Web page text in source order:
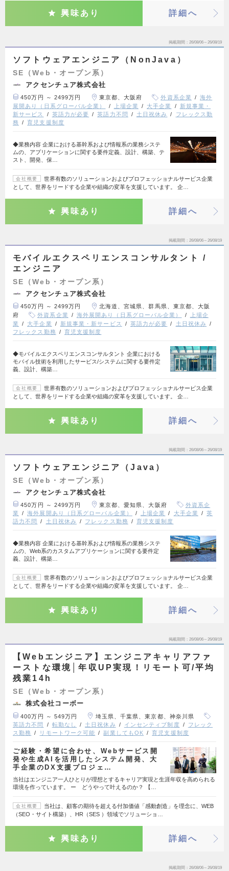
興味あり 詳細へ
掲載期間 26/08/06～26/08/19
ソフトウェアエンジニア（NonJava）
SE（Web・オープン系）
アクセンチュア株式会社
450万円 ～ 2499万円 東京都、大阪府 外資系企業
海外
展開あり（日系グローバル企業）
上場企業 大手企業
新規事業・
新サービス
英語力が必要 英語力不問 土日祝休み
フレックス勤
務
育児支援制度
◆業務内容 企業における基幹系および情報系の業務システ
ムの、アプリケーションに関する要件定義、設計、構築、テ
スト、開発、保…
会社概要
世界有数のソリューションおよびプロフェッショナルサービス企業
として、世界をリードする企業や組織の変革を支援しています。 企…
興味あり 詳細へ
掲載期間 26/08/06～26/08/19
モバイルエクスペリエンスコンサルタント /
エンジニア
SE（Web・オープン系）
アクセンチュア株式会社
450万円 ～ 2499万円
北海道、宮城県、群馬県、東京都、大阪
府
外資系企業 海外展開あり（日系グローバル企業）
上場企
業
大手企業 新規事業・新サービス 英語力が必要
土日祝休み
フレックス勤務
育児支援制度
◆モバイルエクスペリエンスコンサルタント 企業における
モバイル技術を利用したサービス/システムに関する要件定
義、設計、構築…
会社概要
世界有数のソリューションおよびプロフェッショナルサービス企業
として、世界をリードする企業や組織の変革を支援しています。 企…
興味あり 詳細へ
掲載期間 26/08/06～26/08/19
ソフトウェアエンジニア（Java）
SE（Web・オープン系）
アクセンチュア株式会社
450万円 ～ 2499万円 東京都、愛知県、大阪府
外資系企
業
海外展開あり（日系グローバル企業） 上場企業 大手企業
英
語力不問
土日祝休み フレックス勤務 育児支援制度
◆業務内容 企業における基幹系および情報系の業務システ
ムの、Web系のカスタムアプリケーションに関する要件定
義、設計、構築…
会社概要
世界有数のソリューションおよびプロフェッショナルサービス企業
として、世界をリードする企業や組織の変革を支援しています。 企…
興味あり 詳細へ
掲載期間 26/08/06～26/08/19
【Webエンジニア】エンジニアキャリアファ
ーストな環境│年収UP実現！リモート可/平均
残業14h
SE（Web・オープン系）
株式会社コーボー
400万円 ～ 549万円
埼玉県、千葉県、東京都、神奈川県
英語力不問
転勤なし 土日祝休み インセンティブ制度
フレック
ス勤務
リモートワーク可能 副業してもOK 育児支援制度
ご経験・希望に合わせ、Webサービス開
発や生成AIを活用したシステム開発、大
手企業のDX支援プロジェ…
当社はエンジニア一人ひとりが理想とするキャリア実現と生涯年収を高められる
環境を作っています。 ー どうやって叶えるのか？ 【…
会社概要
当社は、顧客の期待を超える付加価値「感動創造」を理念に、WEB
（SEO・サイト構築）、HR（SES ）領域でソリューショ…
興味あり 詳細へ
掲載期間 26/08/06～26/08/19